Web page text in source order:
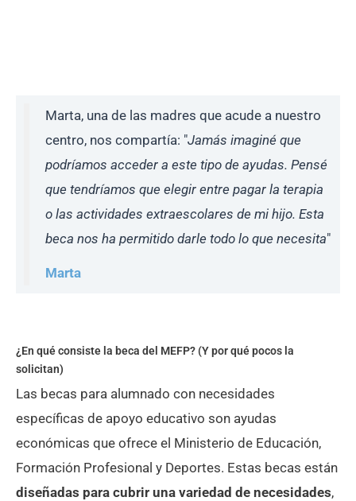
Marta, una de las madres que acude a nuestro
centro, nos compartía: "Jamás imaginé que
podríamos acceder a este tipo de ayudas. Pensé
que tendríamos que elegir entre pagar la terapia
o las actividades extraescolares de mi hijo. Esta
beca nos ha permitido darle todo lo que necesita"
Marta
¿En qué consiste la beca del MEFP? (Y por qué pocos la
solicitan)
Las becas para alumnado con necesidades
específicas de apoyo educativo son ayudas
económicas que ofrece el Ministerio de Educación,
Formación Profesional y Deportes. Estas becas están
diseñadas para cubrir una variedad de necesidades,